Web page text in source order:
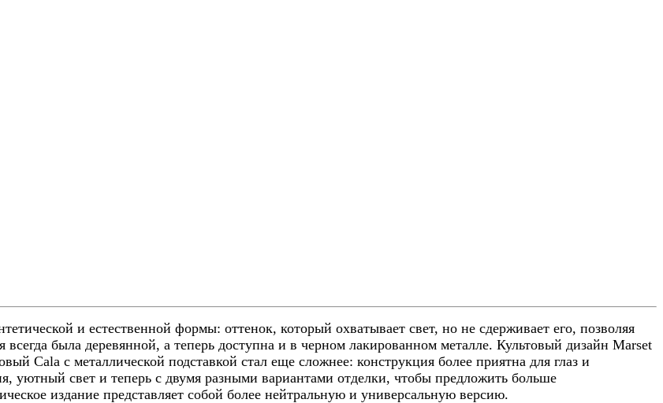
и естественной формы: оттенок, который охватывает свет, но не сдерживает его, позволяя
всегда была деревянной, а теперь доступна и в черном лакированном металле. Культовый дизайн Marset
Cala с металлической подставкой стал еще сложнее: конструкция более приятна для глаз и
уютный свет и теперь с двумя разными вариантами отделки, чтобы предложить больше
издание представляет собой более нейтральную и универсальную версию.